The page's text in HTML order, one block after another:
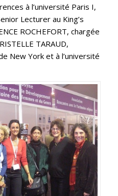
à l’université Paris I,
Lecturer au King’s
ROCHEFORT, chargée
TARAUD,
New York et à l’université